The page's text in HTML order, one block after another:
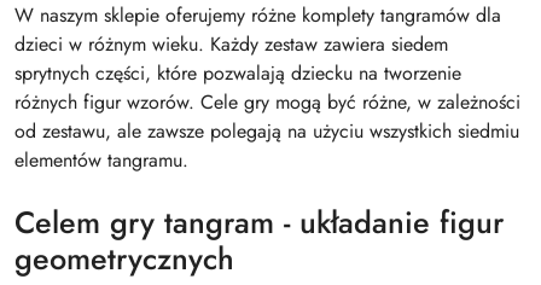
W naszym sklepie oferujemy różne komplety tangramów dla
dzieci w różnym wieku. Każdy zestaw zawiera siedem
sprytnych części, które pozwalają dziecku na tworzenie
różnych figur wzorów. Cele gry mogą być różne, w zależności
od zestawu, ale zawsze polegają na użyciu wszystkich siedmiu
elementów tangramu.
Celem gry tangram - układanie figur
geometrycznych